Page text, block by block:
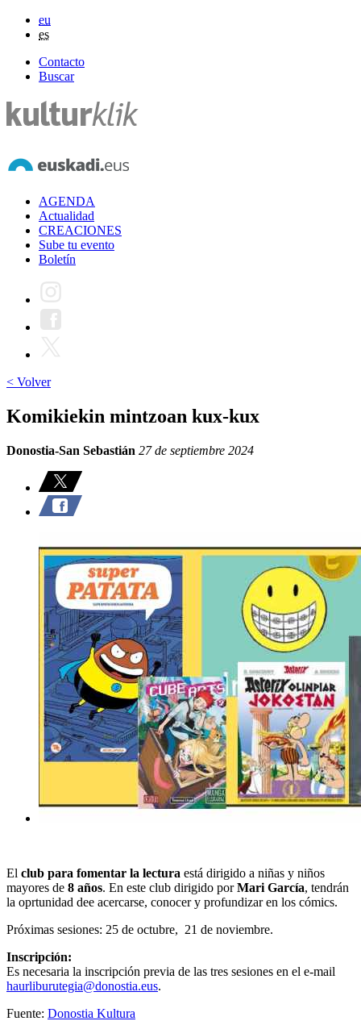
eu
es
Contacto
Buscar
AGENDA
Actualidad
CREACIONES
Sube tu evento
Boletín
< Volver
Komikiekin mintzoan kux-kux
Donostia-San Sebastián 27 de septiembre 2024
El club para fomentar la lectura está dirigido a niñas y niños
mayores de 8 años. En este club dirigido porMari García, tendrán
la oprtunidad dee acercarse, conocer y profundizar en los cómics.
Próximas sesiones: 25 de octubre, 21 de noviembre.
Inscripción:
Es necesaria la inscripción previa de las tres sesiones en el e-mail
haurliburutegia@donostia.eus.
Fuente: Donostia Kultura